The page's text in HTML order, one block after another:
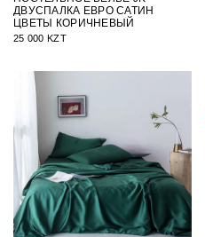
ДВУСПАЛКА ЕВРО САТИН
ЦВЕТЫ КОРИЧНЕВЫЙ
25 000 KZT